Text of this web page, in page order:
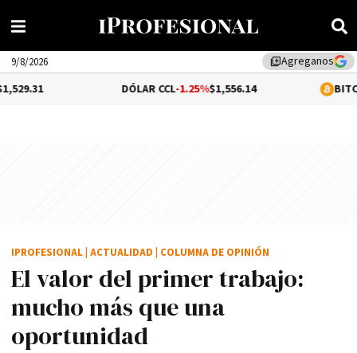
library_addAgreganos
9/8/2026
-1.25%$1,556.14 0.06%
El valor del primer trabajo:
mucho más que una
oportunidad
IPROFESIONAL ACTUALIDAD COLUMNA DE OPINIÓN